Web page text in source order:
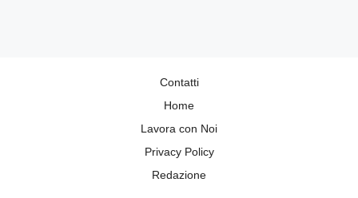
Contatti
Home
Lavora con Noi
Privacy Policy
Redazione